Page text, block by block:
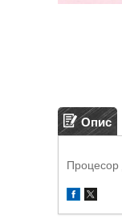
Опис
Процесор